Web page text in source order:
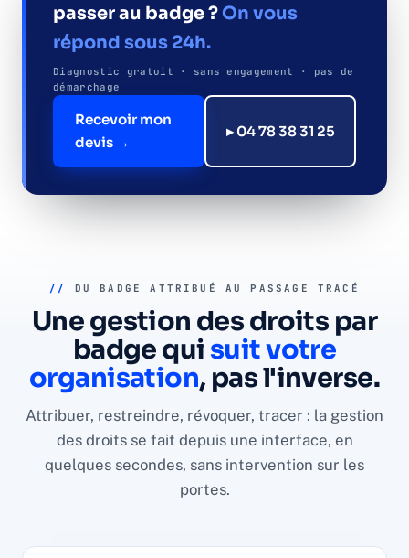
passer au badge ?On vous
répond sous 24h.
Diagnostic gratuit · sans engagement · pas de
démarchage
Recevoir mon
devis →
▸ 04 78 38 31 25
// DU BADGE ATTRIBUÉ AU PASSAGE TRACÉ
Une gestion des droits par
badge quisuit votre
organisation, pas l'inverse.
Attribuer, restreindre, révoquer, tracer : la gestion
des droits se fait depuis une interface, en
quelques secondes, sans intervention sur les
portes.